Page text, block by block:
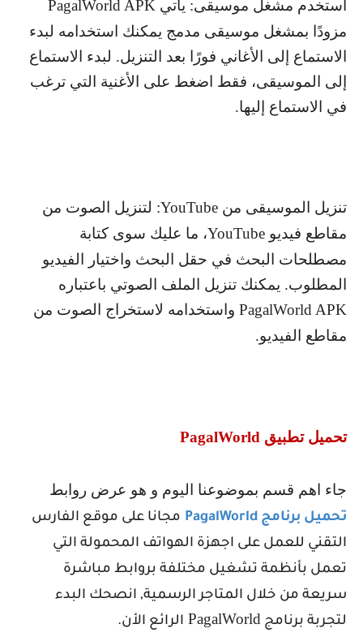
استخدم مشغل موسيقى: يأتي PagalWorld APK
مزودًا بمشغل موسيقى مدمج يمكنك استخدامه لبدء
الاستماع إلى الأغاني فورًا بعد التنزيل. لبدء الاستماع
إلى الموسيقى، فقط اضغط على الأغنية التي ترغب
في الاستماع إليها.
تنزيل الموسيقى من YouTube: لتنزيل الصوت من
مقاطع فيديو YouTube، ما عليك سوى كتابة
مصطلحات البحث في حقل البحث واختيار الفيديو
المطلوب. يمكنك تنزيل الملف الصوتي باعتباره
PagalWorld APK واستخدامه لاستخراج الصوت من
مقاطع الفيديو.
تحميل تطبيق PagalWorld
جاء اهم قسم بموضوعنا اليوم و هو عرض روابط
تحميل برنامج PagalWorld مجانا على موقع الفارس
التقني للعمل على اجهزة الهواتف المحمولة التي
تعمل بأنظمة تشغيل مختلفة بروابط مباشرة
سريعة من خلال المتاجر الرسمية, انصحك البدء
لتجربة برنامج PagalWorld الرائع الأن.